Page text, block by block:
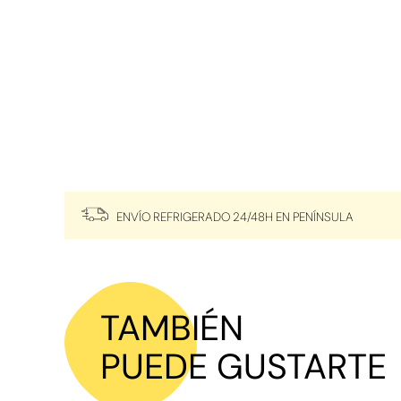
ENVÍO REFRIGERADO 24/48H EN PENÍNSULA
TAMBIÉN
PUEDE GUSTARTE